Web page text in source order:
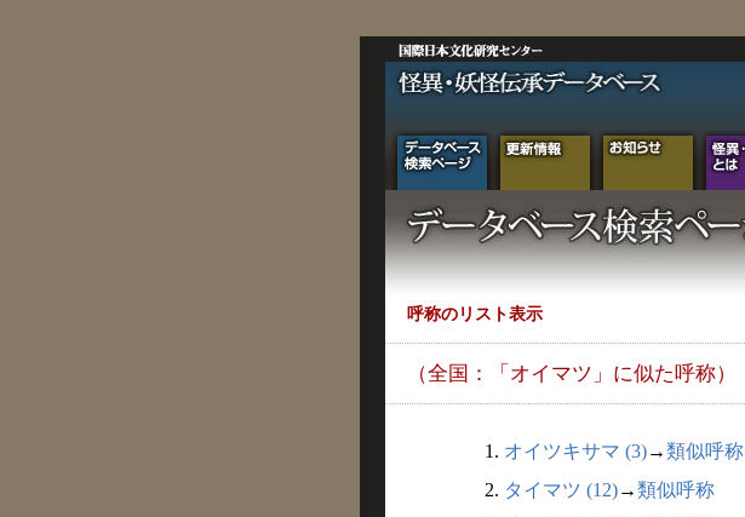
呼称のリスト表示
（全国：「オイマツ」に似た呼称）
1. オイツキサマ (3)→類似呼称
2. タイマツ (12)→類似呼称